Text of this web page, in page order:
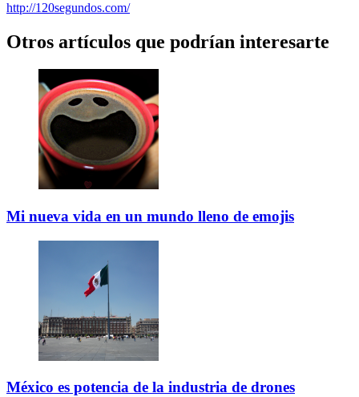
http://120segundos.com/
Otros artículos que podrían interesarte
Mi nueva vida en un mundo lleno de emojis
México es potencia de la industria de drones